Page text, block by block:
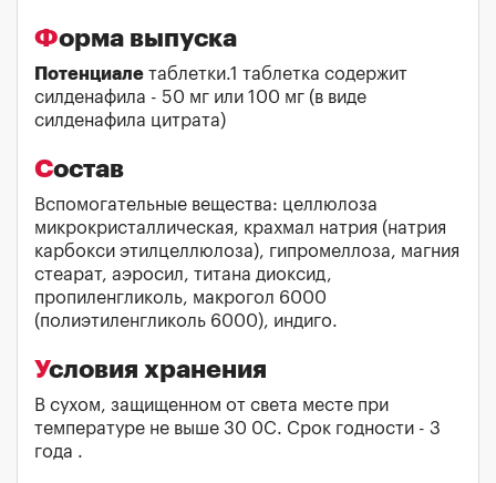
Форма выпуска
Потенциале таблетки.1 таблетка содержит
силденафила - 50 мг или 100 мг (в виде
силденафила цитрата)
Состав
Вспомогательные вещества: целлюлоза
микрокристаллическая, крахмал натрия (натрия
карбокси этилцеллюлоза), гипромеллоза, магния
стеарат, аэросил, титана диоксид,
пропиленгликоль, макрогол 6000
(полиэтиленгликоль 6000), индиго.
Условия хранения
В сухом, защищенном от света месте при
температуре не выше 30 0С. Срок годности - 3
года .